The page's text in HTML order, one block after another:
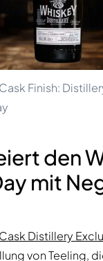
Finish:
den
mit
Distillery
von Teeling,